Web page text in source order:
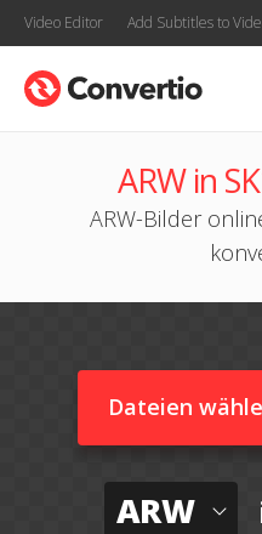
Video Editor Add Subtitles to
ARW in
ARW-Bilder
Dateien
ARW